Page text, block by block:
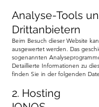
Analyse-Tools
Dritt­anbietern
Beim Besuch dieser Website
ausgewertet werden. Das
sogenannten
Detaillierte Informationen zu
finden Sie in der folgenden
2. Hosting